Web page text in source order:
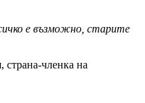
е възможно, старите
страна-членка на